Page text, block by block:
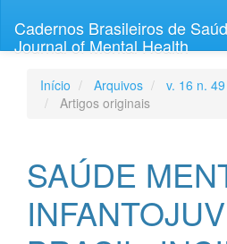
Lateral
Cadernos Brasileiros de
Journal of Mental Health
Início Arquivos
v. 16 n.
Artigos originais
SAÚDE